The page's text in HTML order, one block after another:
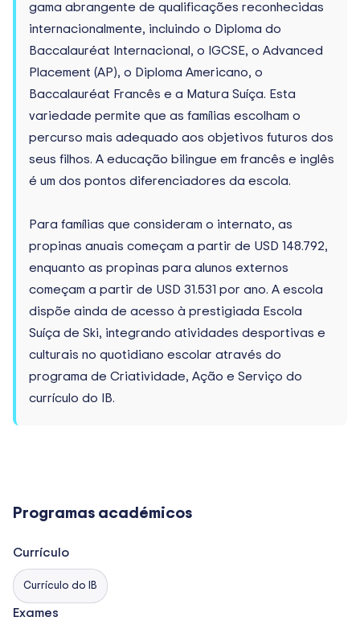
gama abrangente de qualificações reconhecidas
internacionalmente, incluindo o Diploma do
Baccalauréat Internacional, o IGCSE, o Advanced
Placement (AP), o Diploma Americano, o
Baccalauréat Francês e a Matura Suíça. Esta
variedade permite que as famílias escolham o
percurso mais adequado aos objetivos futuros dos
seus filhos. A educação bilingue em francês e inglês
é um dos pontos diferenciadores da escola.
Para famílias que consideram o internato, as
propinas anuais começam a partir de USD 148.792,
enquanto as propinas para alunos externos
começam a partir de USD 31.531 por ano. A escola
dispõe ainda de acesso à prestigiada Escola
Suíça de Ski, integrando atividades desportivas e
culturais no quotidiano escolar através do
programa de Criatividade, Ação e Serviço do
currículo do IB.
Programas académicos
Currículo
Currículo do IB
Exames